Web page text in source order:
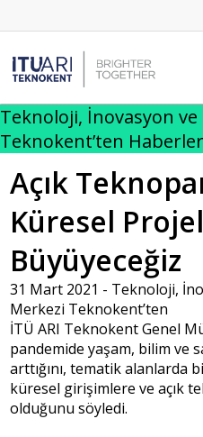
Teknoloji, İnovasyon
Teknokent’ten Haberler
Açık
Küresel
Büyüyeceğiz
31 Mart 2021 - Teknoloji,
Merkezi Teknokent’ten
İTÜ ARI Teknokent Genel
pandemide yaşam, bilim ve
arttığını, tematik alanlarda
küresel girişimlere ve açık
olduğunu söyledi.